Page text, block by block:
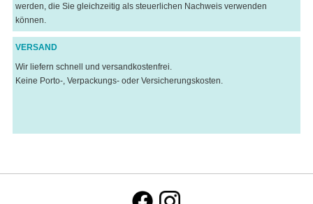
werden, die Sie gleichzeitig als steuerlichen Nachweis verwenden
können.
VERSAND
Wir liefern schnell und versandkostenfrei.
Keine Porto-, Verpackungs- oder Versicherungskosten.